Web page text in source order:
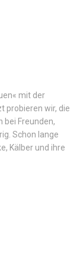
mit der
probieren wir, die
bei Freunden,
Schon lange
Kälber und ihre